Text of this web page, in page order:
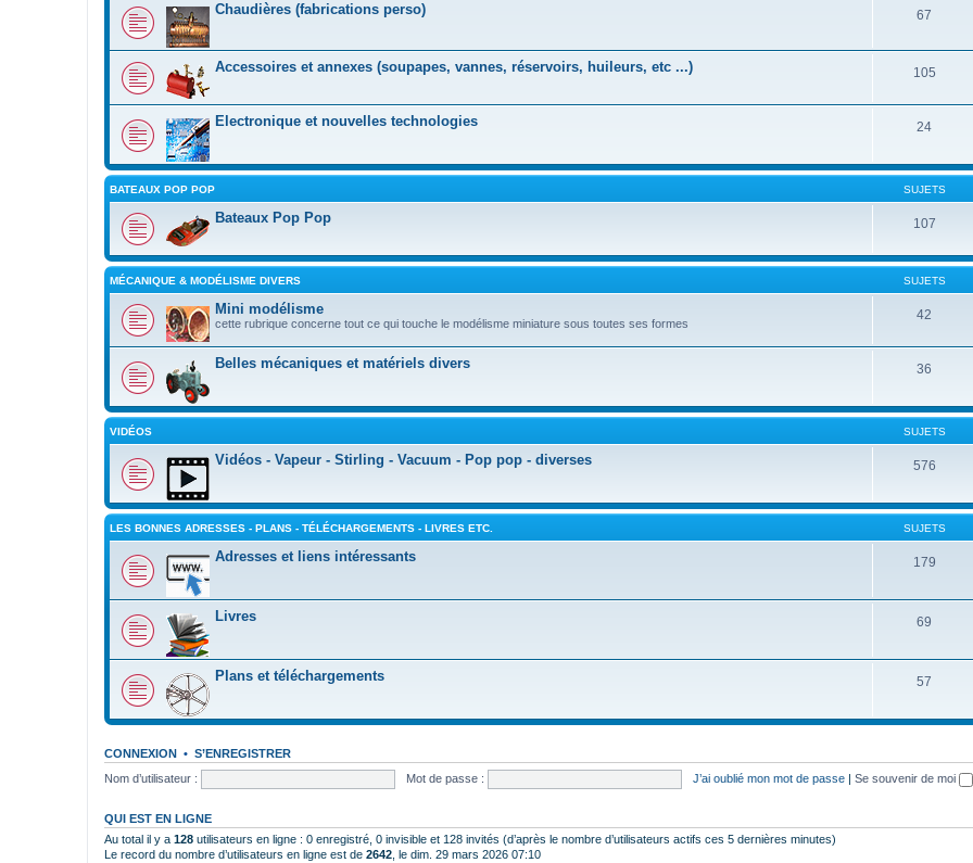
Chaudières (fabrications perso) 67
Accessoires et annexes (soupapes, vannes, réservoirs, huileurs, etc ...) 105
Electronique et nouvelles technologies 24
BATEAUX POP POP SUJETS
Bateaux Pop Pop 107
MÉCANIQUE & MODÉLISME DIVERS SUJETS
Mini modélisme
cette rubrique concerne tout ce qui touche le modélisme miniature sous toutes ses formes
42
Belles mécaniques et matériels divers 36
VIDÉOS SUJETS
Vidéos - Vapeur - Stirling - Vacuum - Pop pop - diverses 576
LES BONNES ADRESSES - PLANS - TÉLÉCHARGEMENTS - LIVRES ETC. SUJETS
Adresses et liens intéressants 179
Livres 69
Plans et téléchargements 57
CONNEXION • S’ENREGISTRER
Nom d’utilisateur :
Mot de passe : J’ai oublié mon mot de passe | Se souvenir de moi
QUI EST EN LIGNE
Au total il y a 128 utilisateurs en ligne : 0 enregistré, 0 invisible et 128 invités (d’après le nombre d’utilisateurs actifs ces 5 dernières minutes)
Le record du nombre d’utilisateurs en ligne est de 2642 , le dim. 29 mars 2026 07:10